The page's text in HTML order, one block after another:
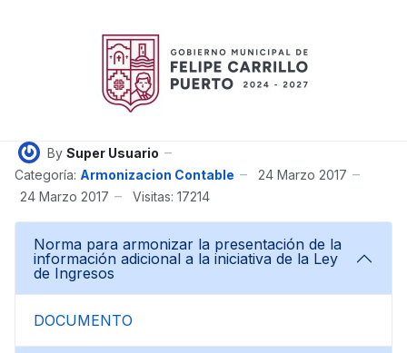
By Super Usuario
Categoría: Armonizacion Contable
24 Marzo 2017
24 Marzo 2017
Visitas: 17214
Norma para armonizar la presentación de la
información adicional a la iniciativa de la Ley
de Ingresos
DOCUMENTO